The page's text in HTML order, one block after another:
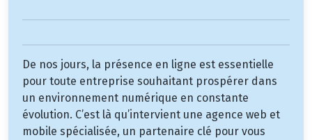
De nos jours, la présence en ligne est essentielle
pour toute entreprise souhaitant prospérer dans
un environnement numérique en constante
évolution. C’est là qu’intervient une agence web et
mobile spécialisée, un partenaire clé pour vous